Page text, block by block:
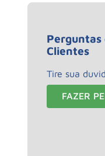
Perguntas
Clientes
Tire sua
FAZER